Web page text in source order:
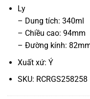
Ly
– Dung tích: 340ml
– Chiều cao: 94mm
– Đường kính:
Xuất xứ: Ý
SKU: RCRGS258258